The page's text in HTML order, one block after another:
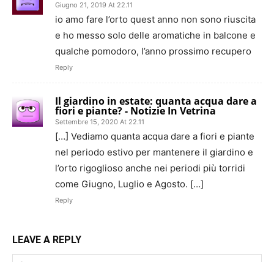
Giugno 21, 2019 At 22.11
io amo fare l’orto quest anno non sono riuscita
e ho messo solo delle aromatiche in balcone e
qualche pomodoro, l’anno prossimo recupero
Reply
Il giardino in estate: quanta acqua dare a
fiori e piante? - Notizie In Vetrina
Settembre 15, 2020 At 22.11
[…] Vediamo quanta acqua dare a fiori e piante
nel periodo estivo per mantenere il giardino e
l’orto rigoglioso anche nei periodi più torridi
come Giugno, Luglio e Agosto. […]
Reply
LEAVE A REPLY